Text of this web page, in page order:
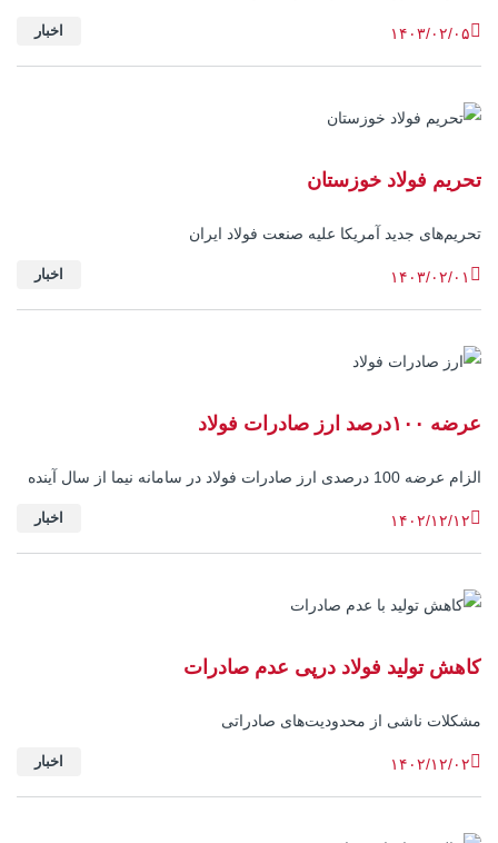
۱۴۰۳/۰۲/۰۵ اخبار
تحریم فولاد خوزستان
تحریم‌های جدید آمریکا علیه صنعت فولاد ایران
۱۴۰۳/۰۲/۰۱ اخبار
عرضه ۱۰۰درصد ارز صادرات فولاد
الزام عرضه 100 درصدی ارز صادرات فولاد در سامانه نیما از سال آینده
۱۴۰۲/۱۲/۱۲ اخبار
کاهش تولید فولاد درپی عدم صادرات
مشکلات ناشی از محدودیت‌های صادراتی
۱۴۰۲/۱۲/۰۲ اخبار